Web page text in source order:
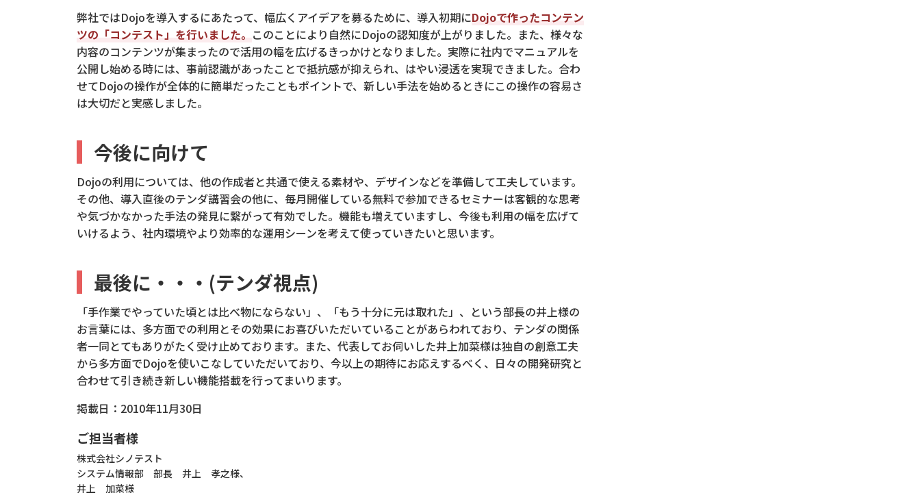
弊社ではDojoを導入するにあたって、幅広くアイデアを募るために、導入初期にDojoで作ったコンテン
ツの「コンテスト」を行いました。 このことにより自然にDojoの認知度が上がりました。また、様々な
内容のコンテンツが集まったので活用の幅を広げるきっかけとなりました。実際に社内でマニュアルを
公開し始める時には、事前認識があったことで抵抗感が抑えられ、はやい浸透を実現できました。合わ
せてDojoの操作が全体的に簡単だったこともポイントで、新しい手法を始めるときにこの操作の容易さ
は大切だと実感しました。
今後に向けて
Dojoの利用については、他の作成者と共通で使える素材や、デザインなどを準備して工夫しています。
その他、導入直後のテンダ講習会の他に、毎月開催している無料で参加できるセミナーは客観的な思考
や気づかなかった手法の発見に繋がって有効でした。機能も増えていますし、今後も利用の幅を広げて
いけるよう、社内環境やより効率的な運用シーンを考えて使っていきたいと思います。
最後に・・・(テンダ視点)
「手作業でやっていた頃とは比べ物にならない」、「もう十分に元は取れた」、という部長の井上様の
お言葉には、多方面での利用とその効果にお喜びいただいていることがあらわれており、テンダの関係
者一同とてもありがたく受け止めております。また、代表してお伺いした井上加菜様は独自の創意工夫
から多方面でDojoを使いこなしていただいており、今以上の期待にお応えするべく、日々の開発研究と
合わせて引き続き新しい機能搭載を行ってまいります。
掲載日：2010年11月30日
ご担当者様
株式会社シノテスト
システム情報部 部長 井上 孝之様、
井上 加菜様